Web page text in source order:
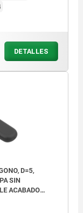
DETALLES
D=5,
SIN
ACABADO